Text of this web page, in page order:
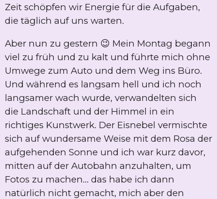
Zeit schöpfen wir Energie für die Aufgaben,
die täglich auf uns warten.
Aber nun zu gestern 😉 Mein Montag begann
viel zu früh und zu kalt und führte mich ohne
Umwege zum Auto und dem Weg ins Büro.
Und während es langsam hell und ich noch
langsamer wach wurde, verwandelten sich
die Landschaft und der Himmel in ein
richtiges Kunstwerk. Der Eisnebel vermischte
sich auf wundersame Weise mit dem Rosa der
aufgehenden Sonne und ich war kurz davor,
mitten auf der Autobahn anzuhalten, um
Fotos zu machen... das habe ich dann
natürlich nicht gemacht, mich aber den